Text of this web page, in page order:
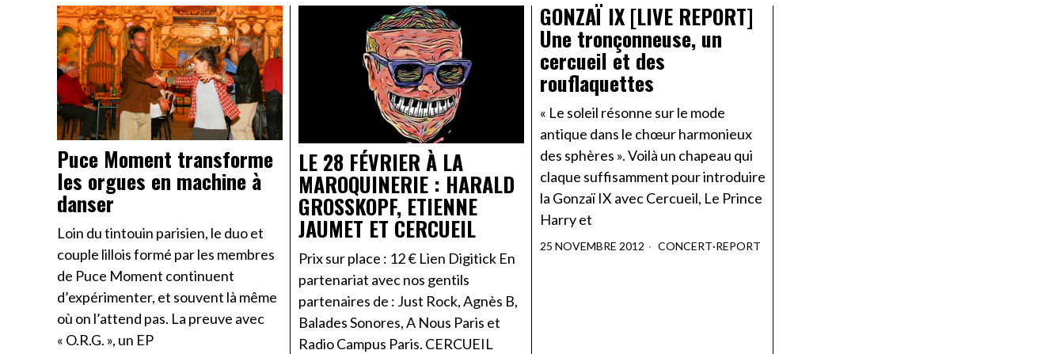
Puce Moment transforme
les orgues en machine à
danser
Loin du tintouin parisien, le duo et
couple lillois formé par les membres
de Puce Moment continuent
d’expérimenter, et souvent là même
où on l’attend pas. La preuve avec
« O.R.G. », un EP
LE 28 FÉVRIER À LA
MAROQUINERIE : HARALD
GROSSKOPF, ETIENNE
JAUMET ET CERCUEIL
Prix sur place : 12 € Lien Digitick En
partenariat avec nos gentils
partenaires de : Just Rock, Agnès B,
Balades Sonores, A Nous Paris et
Radio Campus Paris. CERCUEIL
GONZAÏ IX [LIVE REPORT]
Une tronçonneuse, un
cercueil et des
rouflaquettes
« Le soleil résonne sur le mode
antique dans le chœur harmonieux
des sphères ». Voilà un chapeau qui
claque suffisamment pour introduire
la Gonzaï IX avec Cercueil, Le Prince
Harry et
25 NOVEMBRE 2012 CONCERT·REPORT